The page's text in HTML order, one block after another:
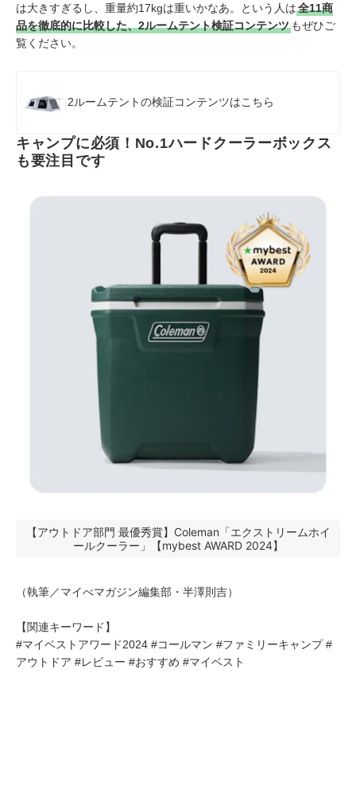
は大きすぎるし、重量約17kgは重いかなあ。という人は全11商
品を徹底的に比較した、2ルームテント検証コンテンツ もぜひご
覧ください。
2ルームテントの検証コンテンツはこちら
キャンプに必須！No.1ハードクーラーボックス
も要注目です
【アウトドア部門 最優秀賞】Coleman「エクストリームホイ
ールクーラー」【mybest AWARD 2024】
（執筆／マイべマガジン編集部・半澤則吉）
【関連キーワード】
#マイベストアワード2024 #コールマン #ファミリーキャンプ #
アウトドア #レビュー #おすすめ #マイベスト